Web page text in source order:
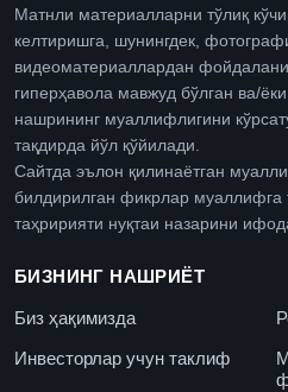
Матнли материалларни тўлиқ
келтиришга, шунингдек,
видеоматериаллардан
гиперҳавола мавжуд бўлган ва/
нашрининг муаллифлигини
тақдирда йўл қўйилади.
Сайтда эълон қилинаётган
билдирилган фикрлар муаллифга
таҳририяти нуқтаи назарини
БИЗНИНГ НАШРИЁТ
Биз ҳақимизда
Инвесторлар учун таклиф